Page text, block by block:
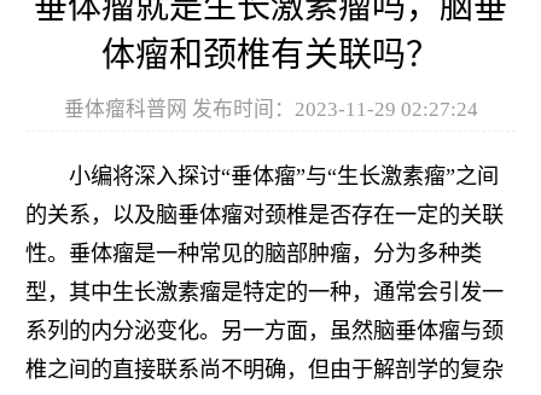
体瘤和颈椎有关联吗？
垂体瘤科普网 发布时间：2023-11-29 02:27:24
小编将深入探讨“垂体瘤”与“生长激素瘤”之间
的关系，以及脑垂体瘤对颈椎是否存在一定的关联
性。垂体瘤是一种常见的脑部肿瘤，分为多种类
型，其中生长激素瘤是特定的一种，通常会引发一
系列的内分泌变化。另一方面，虽然脑垂体瘤与颈
椎之间的直接联系尚不明确，但由于解剖学的复杂